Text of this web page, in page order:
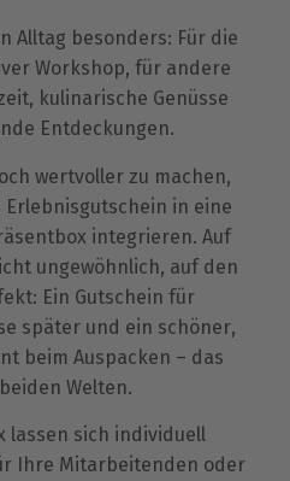
Alltag besonders: Für die
Workshop, für andere
kulinarische Genüsse
Entdeckungen.
wertvoller zu machen,
in eine
integrieren. Auf
ungewöhnlich, auf den
Ein Gutschein für
später und ein schöner,
beim Auspacken – das
Welten.
lassen sich individuell
Ihre Mitarbeitenden oder